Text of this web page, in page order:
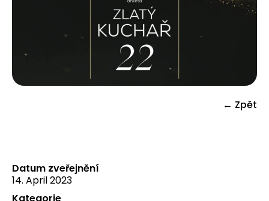
← Zpět
Datum zveřejnění
14. April 2023
Kategorie